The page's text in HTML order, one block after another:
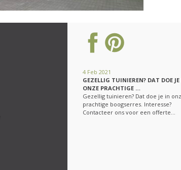
4 Feb 2021
GEZELLIG TUINIEREN? DAT DOE
ONZE PRACHTIGE …
Gezellig tuinieren? Dat doe je in
prachtige boogserres. Interesse?
Contacteer ons voor een offerte…